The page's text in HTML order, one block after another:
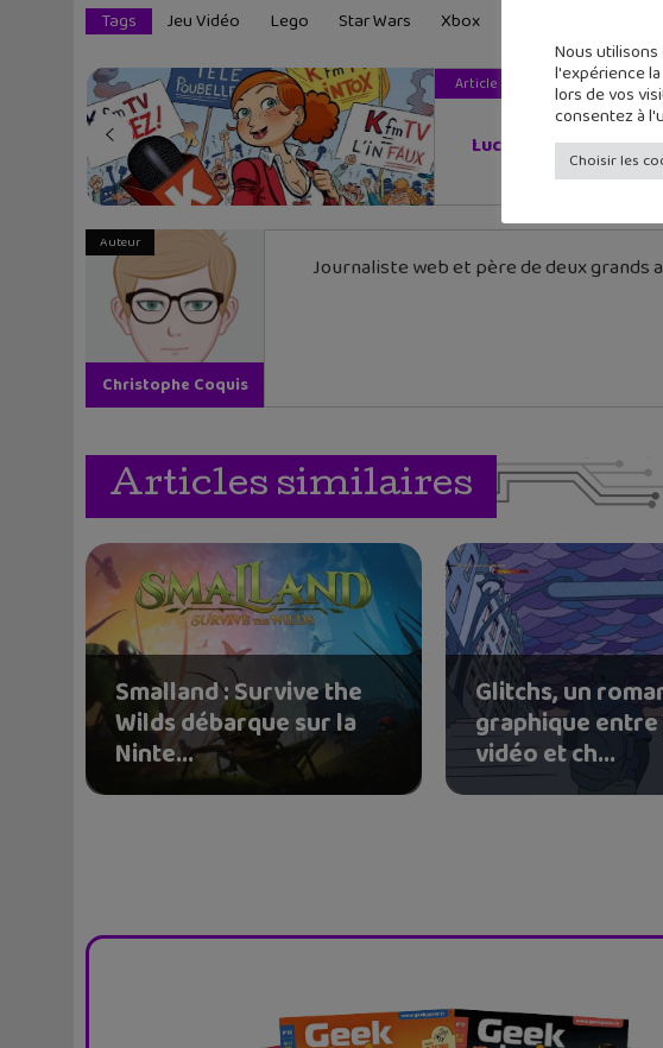
Tags Jeu Vidéo Lego Star Wars Xbox
Article précédent
Lucile & L’info, une
Auteur
Christophe Coquis
Journaliste web et père de deux
Articles similaires
Smalland : Survive the
Wilds débarque sur la
Ninte...
Glitchs, un
graphique
vidéo et ch...
Nous
l'expérience
lors de vos
consentez à
Choisir les